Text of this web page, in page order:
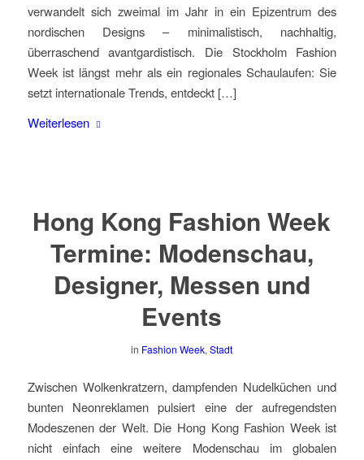
verwandelt sich zweimal im Jahr in ein Epizentrum des
nordischen Designs – minimalistisch, nachhaltig,
überraschend avantgardistisch. Die Stockholm Fashion
Week ist längst mehr als ein regionales Schaulaufen: Sie
setzt internationale Trends, entdeckt […]
Weiterlesen
Hong Kong Fashion Week
Termine: Modenschau,
Designer, Messen und
Events
in Fashion Week,Stadt
Zwischen Wolkenkratzern, dampfenden Nudelküchen und
bunten Neonreklamen pulsiert eine der aufregendsten
Modeszenen der Welt. Die Hong Kong Fashion Week ist
nicht einfach eine weitere Modenschau im globalen